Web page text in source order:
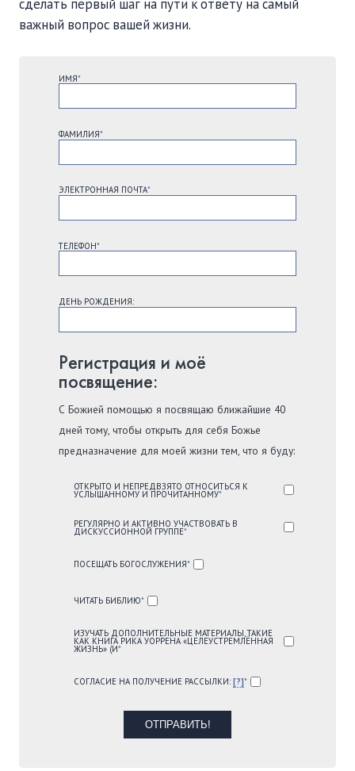
сделать первый шаг на пути к ответу на самый
важный вопрос вашей жизни.
ИМЯ*
ФАМИЛИЯ*
ЭЛЕКТРОННАЯ ПОЧТА*
ТЕЛЕФОН*
ДЕНЬ РОЖДЕНИЯ:
Регистрация и моё
посвящение:
С Божией помощью я посвящаю ближайшие 40
дней тому, чтобы открыть для себя Божье
предназначение для моей жизни тем, что я буду:
ОТКРЫТО И НЕПРЕДВЗЯТО ОТНОСИТЬСЯ К
УСЛЫШАННОМУ И ПРОЧИТАННОМУ*
РЕГУЛЯРНО И АКТИВНО УЧАСТВОВАТЬ В
ДИСКУССИОННОЙ ГРУППЕ*
ПОСЕЩАТЬ БОГОСЛУЖЕНИЯ*
ЧИТАТЬ БИБЛИЮ*
ИЗУЧАТЬ ДОПОЛНИТЕЛЬНЫЕ МАТЕРИАЛЫ, ТАКИЕ
КАК КНИГА РИКА УОРРЕНА «ЦЕЛЕУСТРЕМЛЁННАЯ
ЖИЗНЬ» (И*
СОГЛАСИЕ НА ПОЛУЧЕНИЕ РАССЫЛКИ: [?]*